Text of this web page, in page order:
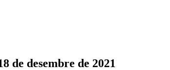
de desembre de 2021